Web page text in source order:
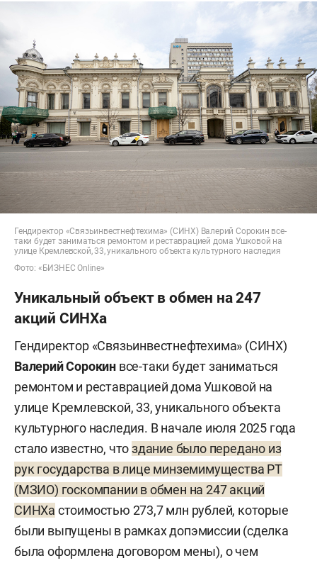
Гендиректор «Связьинвестнефтехима» (СИНХ) Валерий Сорокин все-
таки будет заниматься ремонтом и реставрацией дома Ушковой на
улице Кремлевской, 33, уникального объекта культурного наследия
Фото: «БИЗНЕС Online»
Уникальный объект в обмен на 247
акций СИНХа
Гендиректор «Связьинвестнефтехима» (СИНХ)
Валерий Сорокин все-таки будет заниматься
ремонтом и реставрацией дома Ушковой на
улице Кремлевской, 33, уникального объекта
культурного наследия. В начале июля 2025 года
стало известно, чтоздание было передано из
рук государства в лице минземимущества РТ
(МЗИО) госкомпании в обмен на 247 акций
СИНХа стоимостью 273,7 млн рублей, которые
были выпущены в рамках допэмиссии (сделка
была оформлена договором мены), о чем